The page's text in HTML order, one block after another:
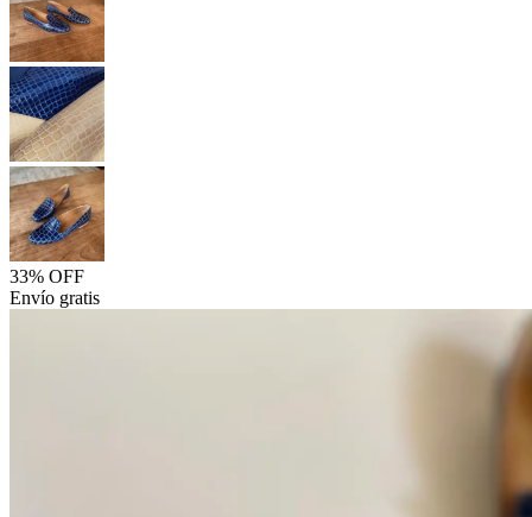
33% OFF
Envío gratis